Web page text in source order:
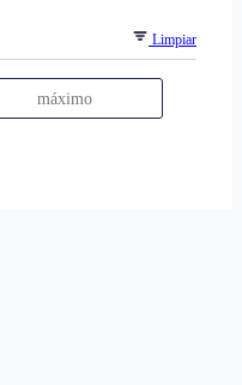
Limpiar